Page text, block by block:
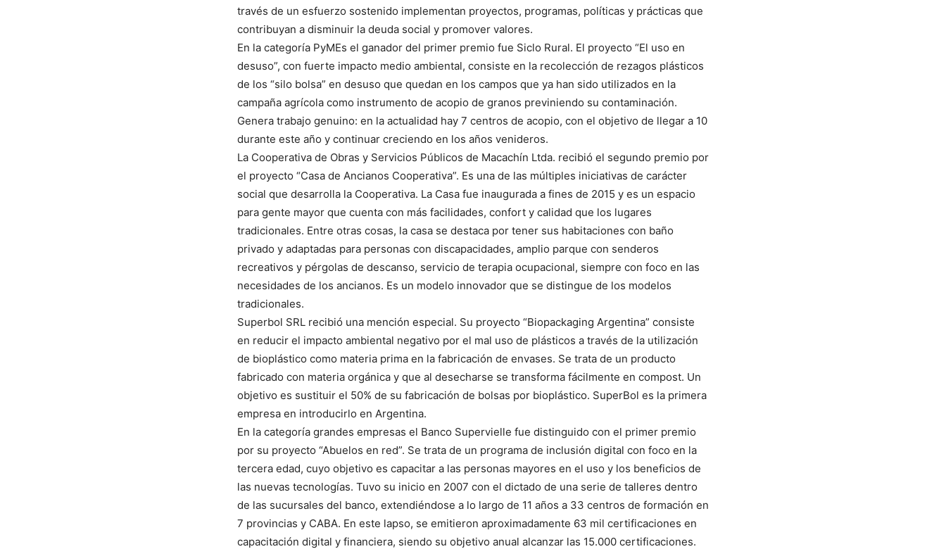
través de un esfuerzo sostenido implementan proyectos, programas, políticas y prácticas que
contribuyan a disminuir la deuda social y promover valores.
En la categoría PyMEs el ganador del primer premio fue Siclo Rural. El proyecto “El uso en
desuso”, con fuerte impacto medio ambiental, consiste en la recolección de rezagos plásticos
de los “silo bolsa” en desuso que quedan en los campos que ya han sido utilizados en la
campaña agrícola como instrumento de acopio de granos previniendo su contaminación.
Genera trabajo genuino: en la actualidad hay 7 centros de acopio, con el objetivo de llegar a 10
durante este año y continuar creciendo en los años venideros.
La Cooperativa de Obras y Servicios Públicos de Macachín Ltda. recibió el segundo premio por
el proyecto “Casa de Ancianos Cooperativa”. Es una de las múltiples iniciativas de carácter
social que desarrolla la Cooperativa. La Casa fue inaugurada a fines de 2015 y es un espacio
para gente mayor que cuenta con más facilidades, confort y calidad que los lugares
tradicionales. Entre otras cosas, la casa se destaca por tener sus habitaciones con baño
privado y adaptadas para personas con discapacidades, amplio parque con senderos
recreativos y pérgolas de descanso, servicio de terapia ocupacional, siempre con foco en las
necesidades de los ancianos. Es un modelo innovador que se distingue de los modelos
tradicionales.
Superbol SRL recibió una mención especial. Su proyecto “Biopackaging Argentina” consiste
en reducir el impacto ambiental negativo por el mal uso de plásticos a través de la utilización
de bioplástico como materia prima en la fabricación de envases. Se trata de un producto
fabricado con materia orgánica y que al desecharse se transforma fácilmente en compost. Un
objetivo es sustituir el 50% de su fabricación de bolsas por bioplástico. SuperBol es la primera
empresa en introducirlo en Argentina.
En la categoría grandes empresas el Banco Supervielle fue distinguido con el primer premio
por su proyecto “Abuelos en red”. Se trata de un programa de inclusión digital con foco en la
tercera edad, cuyo objetivo es capacitar a las personas mayores en el uso y los beneficios de
las nuevas tecnologías. Tuvo su inicio en 2007 con el dictado de una serie de talleres dentro
de las sucursales del banco, extendiéndose a lo largo de 11 años a 33 centros de formación en
7 provincias y CABA. En este lapso, se emitieron aproximadamente 63 mil certificaciones en
capacitación digital y financiera, siendo su objetivo anual alcanzar las 15.000 certificaciones.